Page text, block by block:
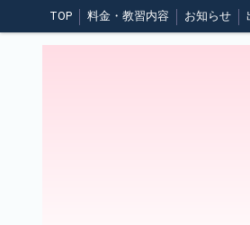
TOP 料金・教習内容 お知らせ
煽り運転について 日常点検 夜間